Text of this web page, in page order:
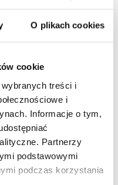
O plikach cookies
cookie
treści i
i
Informacje o tym,
Partnerzy
podstawowymi
podczas korzystania
oferty